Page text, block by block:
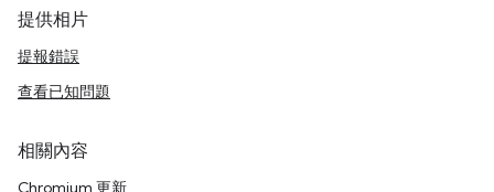
提供相片
提報錯誤
查看已知問題
相關內容
Chromium 更新